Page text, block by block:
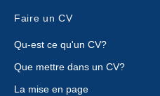
Faire un CV
Qu-est ce qu'un CV?
Que mettre dans un CV?
La mise en page